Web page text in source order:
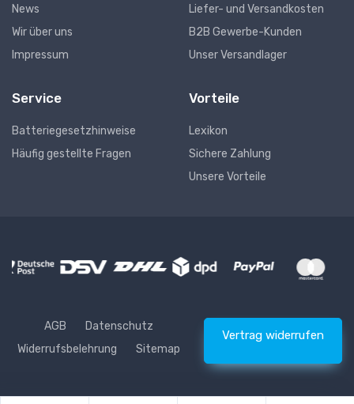
News
Wir über uns
Impressum
Liefer- und Versandkosten
B2B Gewerbe-Kunden
Unser Versandlager
Service
Batteriegesetzhinweise
Häufig gestellte Fragen
Vorteile
Lexikon
Sichere Zahlung
Unsere Vorteile
AGB
Datenschutz
Widerrufsbelehrung
Sitemap
Vertrag widerrufen